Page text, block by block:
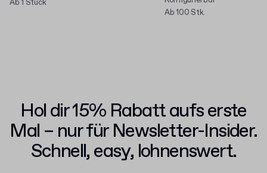
Ab 1 Stück
Ab 100 Stk.
Hol dir 15% Rabatt aufs erste
Mal – nur für Newsletter-Insider.
Schnell, easy, lohnenswert.